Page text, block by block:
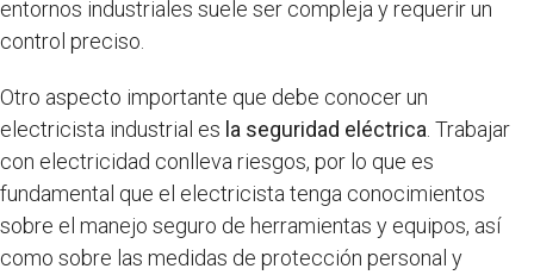
entornos industriales suele ser compleja y requerir un
control preciso.
Otro aspecto importante que debe conocer un
electricista industrial es la seguridad eléctrica . Trabajar
con electricidad conlleva riesgos, por lo que es
fundamental que el electricista tenga conocimientos
sobre el manejo seguro de herramientas y equipos, así
como sobre las medidas de protección personal y